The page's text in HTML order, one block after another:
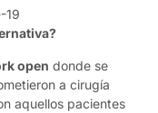
19
open donde se
a cirugía
aquellos pacientes